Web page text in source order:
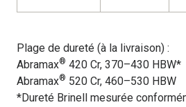
Plage de dureté (à la livraison) :
Abramax® 420 Cr, 370–430 HBW*
Abramax® 520 Cr, 460–530 HBW
*Dureté Brinell mesurée